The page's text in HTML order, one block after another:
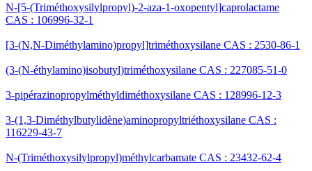
N-[5-(Triméthoxysilylpropyl)-2-aza-1-oxopentyl]caprolactame
CAS : 106996-32-1
[3-(N,N-Diméthylamino)propyl]triméthoxysilane CAS : 2530-86-1
(3-(N-éthylamino)isobutyl)triméthoxysilane CAS : 227085-51-0
3-pipérazinopropylméthyldiméthoxysilane CAS : 128996-12-3
3-(1,3-Diméthylbutylidène)aminopropyltriéthoxysilane CAS :
116229-43-7
N-(Triméthoxysilylpropyl)méthylcarbamate CAS : 23432-62-4